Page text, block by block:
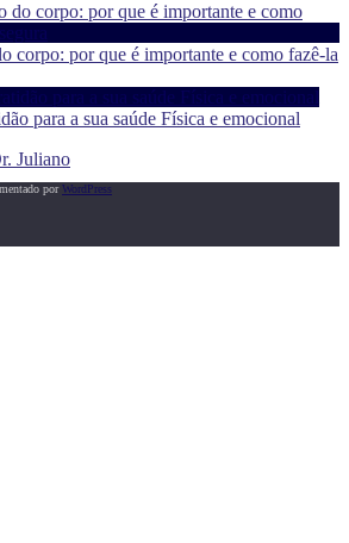
corpo: por que é importante e como fazê-la
para a sua saúde Física e emocional
porWordPress